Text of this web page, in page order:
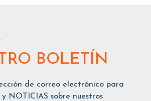
BOLETÍN
de correo electrónico para
NOTICIAS sobre nuestros